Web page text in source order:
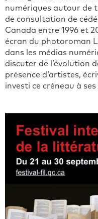
numériques autour de
de consultation de
Canada entre 1996 et
écran du photoroman
dans les médias
discuter de l’évolution
présence d’artistes,
investi ce créneau à